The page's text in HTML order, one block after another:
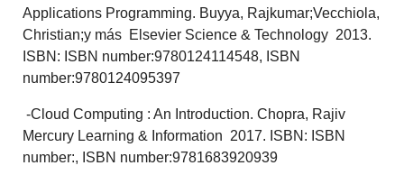
Applications Programming. Buyya, Rajkumar;Vecchiola,
Christian;y más Elsevier Science & Technology 2013.
ISBN: ISBN number:9780124114548, ISBN
number:9780124095397
-Cloud Computing : An Introduction. Chopra, Rajiv
Mercury Learning & Information 2017. ISBN: ISBN
number:, ISBN number:9781683920939